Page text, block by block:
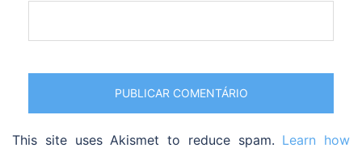
This site uses Akismet to reduce spam. Learn how